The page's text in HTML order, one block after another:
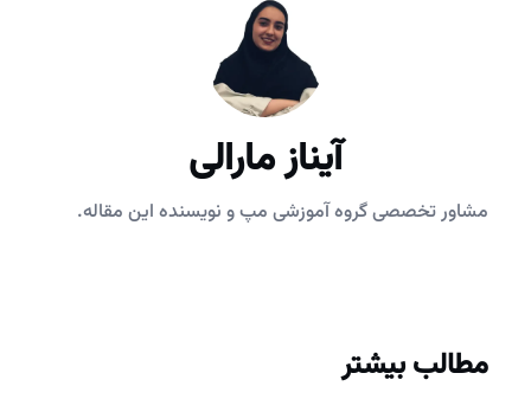
آیناز مارالی
مشاور تخصصی گروه آموزشی مپ و نویسنده این مقاله.
مطالب بیشتر